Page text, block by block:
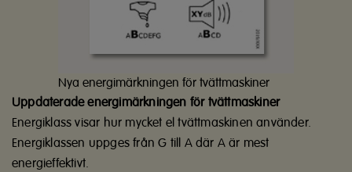
Nya energimärkningen för tvättmaskiner
Uppdaterade energimärkningen för tvättmaskiner
Energiklass visar hur mycket el tvättmaskinen använder.
Energiklassen uppges från G till A där A är mest
energieffektivt.